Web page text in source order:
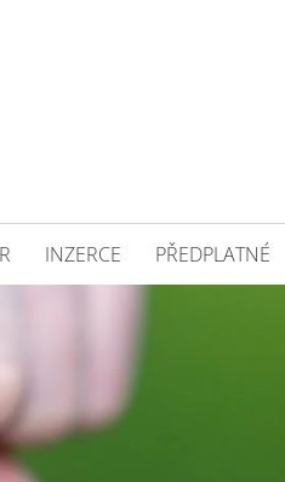
INZERCE PŘEDPLATNÉ